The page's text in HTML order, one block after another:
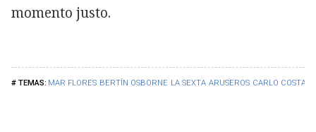
MAR FLORES BERTÍN OSBORNE LA SEXTA ARUSEROS CARLO
momento justo.